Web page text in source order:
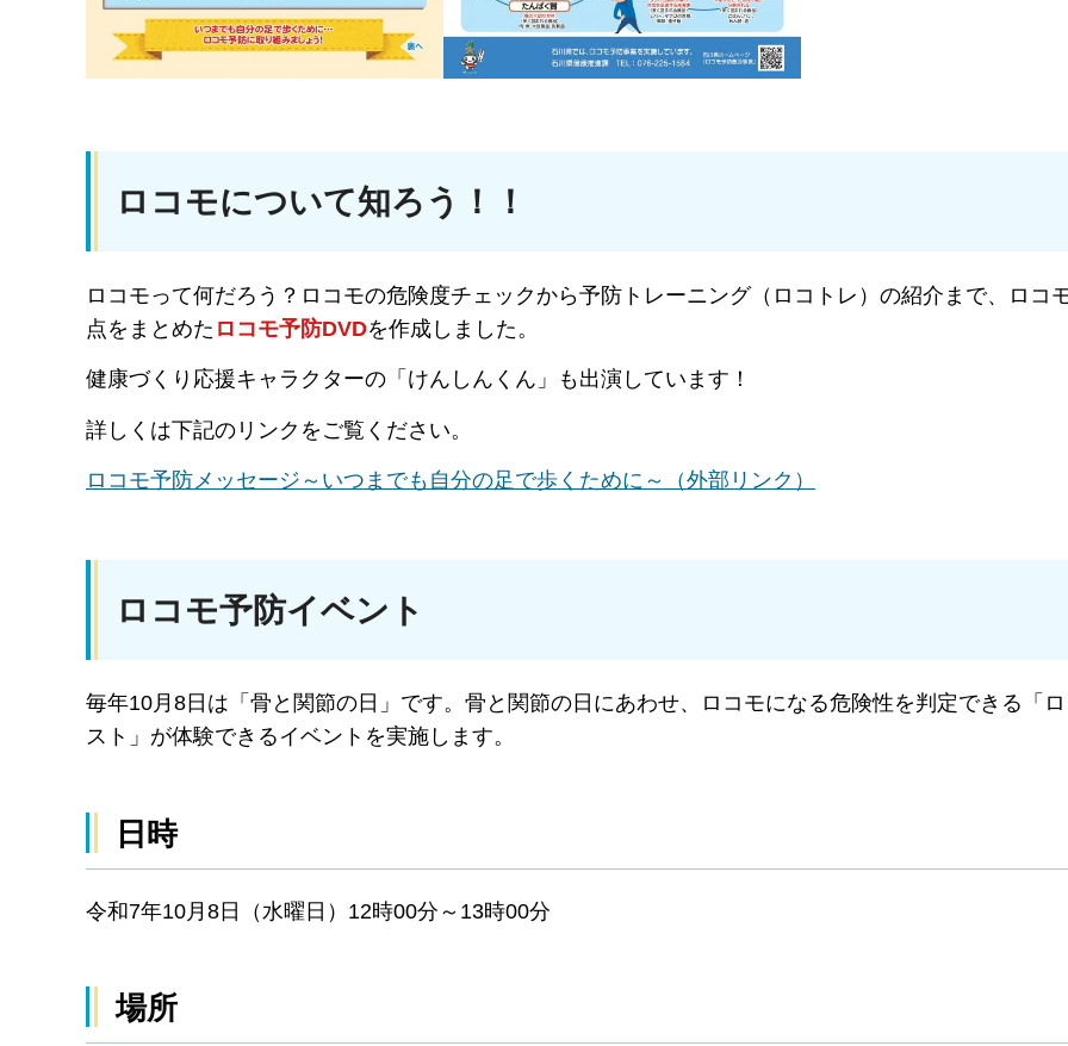
ロコモについて知ろう！！
ロコモって何だろう？ロコモの危険度チェックから予防トレーニング（ロコトレ）の紹介まで、ロコ
点をまとめた ロコモ予防DVDを作成しました。
健康づくり応援キャラクターの「けんしんくん」も出演しています！
詳しくは下記のリンクをご覧ください。
ロコモ予防メッセージ～いつまでも自分の足で歩くために～（外部リンク）
ロコモ予防イベント
毎年10月8日は「骨と関節の日」です。骨と関節の日にあわせ、ロコモになる危険性を判定できる「
スト」が体験できるイベントを実施します。
日時
令和7年10月8日（水曜日）12時00分～13時00分
場所